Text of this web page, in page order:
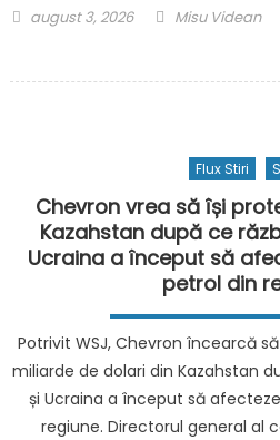
Posted
august 3, 2026 Author
Misu Videan
citești
ca
HBO,
Video
și
Apple
TV+
să
Flux Stiri
Chevron vrea să își
Kazahstan după ce
Ucraina a început să
petrol din
Potrivit WSJ, Chevron încearcă
miliarde de dolari din Kazahstan
și Ucraina a început să
regiune. Directorul general al